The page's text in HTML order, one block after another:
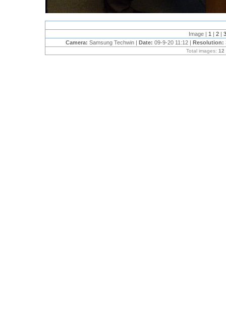
Image | 1 | 2 |
Camera: Samsung Techwin | Date: 09-9-20 11:12 | Resolution:
Total images: 12